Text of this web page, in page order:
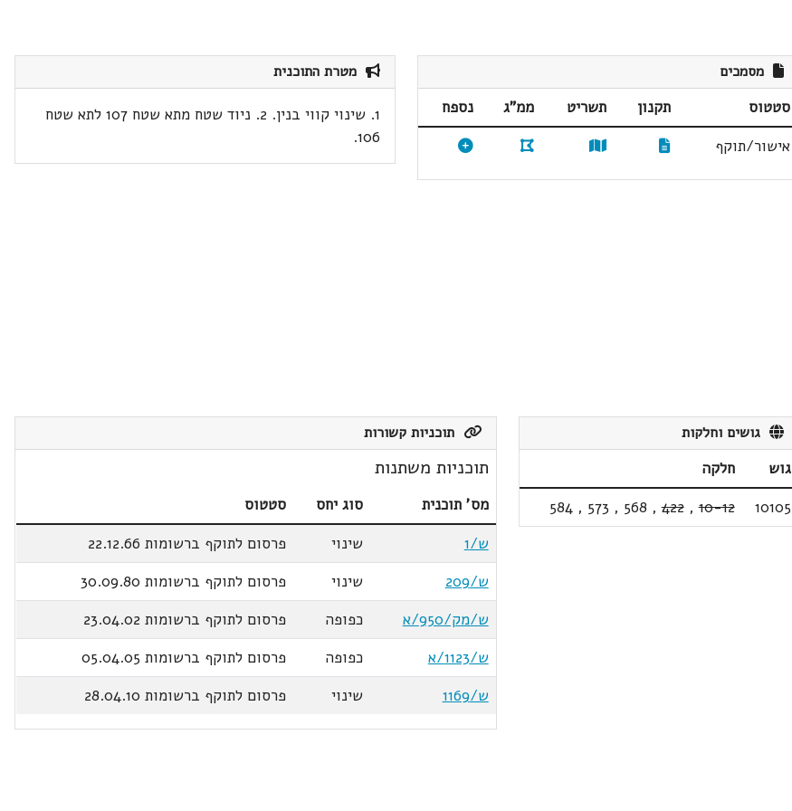
מסמכים
סטטוס תקנון תשריט ממ"ג
נספח
אישור/תוקף
מטרת התוכנית
1. שינוי קווי בנין. 2. ניוד שטח מתא שטח 107 לתא שטח
106.
גושים וחלקות
גוש
חלקה
10105
10-12
,
422
,
568
,
573
,
584
תוכניות קשורות
תוכניות משתנות
מס' תוכנית סוג יחס
סטטוס
ש/1
שינוי
פרסום לתוקף ברשומות 22.12.66
ש/209
שינוי
פרסום לתוקף ברשומות 30.09.80
ש/מק/950/א
כפופה
פרסום לתוקף ברשומות 23.04.02
ש/1123/א
כפופה
פרסום לתוקף ברשומות 05.04.05
ש/1169
שינוי פרסום לתוקף ברשומות 28.04.10